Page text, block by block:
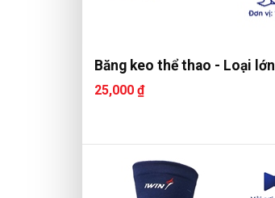
Băng keo thể thao - Loại lớn
25,000 ₫